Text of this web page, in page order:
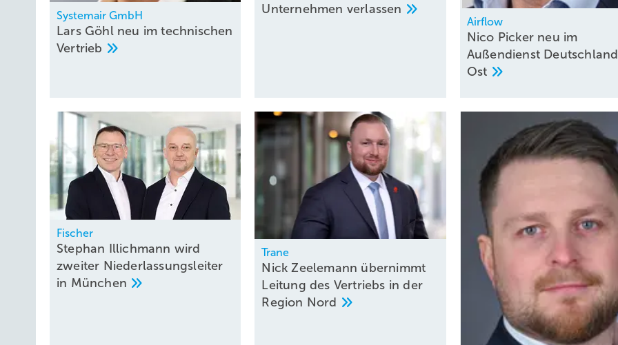
Systemair GmbH
Lars Göhl neu im technischen
Vertrieb
Unternehmen verlassen
Airflow
Nico Picker neu im
Außendienst Deutschland
Ost
Fischer
Stephan Illichmann wird
zweiter Niederlassungsleiter
in München
Trane
Nick Zeelemann übernimmt
Leitung des Vertriebs in der
Region Nord